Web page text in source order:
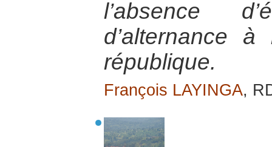
l’absence
d’alternance
république.
François LAYINGA,